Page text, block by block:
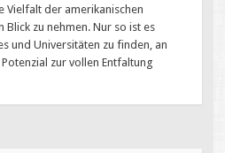
Vielfalt der amerikanischen
Blick zu nehmen. Nur so ist es
und Universitäten zu finden, an
zur vollen Entfaltung